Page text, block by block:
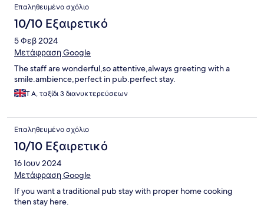
Επαληθευμένο σχόλιο
10/10 Εξαιρετικό
5 Φεβ 2024
Μετάφραση Google
The staff are wonderful,so attentive,always greeting with a
smile.ambience,perfect in pub.perfect stay.
T A, ταξίδι 3 διανυκτερεύσεων
Επαληθευμένο σχόλιο
10/10 Εξαιρετικό
16 Ιουν 2024
Μετάφραση Google
If you want a traditional pub stay with proper home cooking
then stay here.